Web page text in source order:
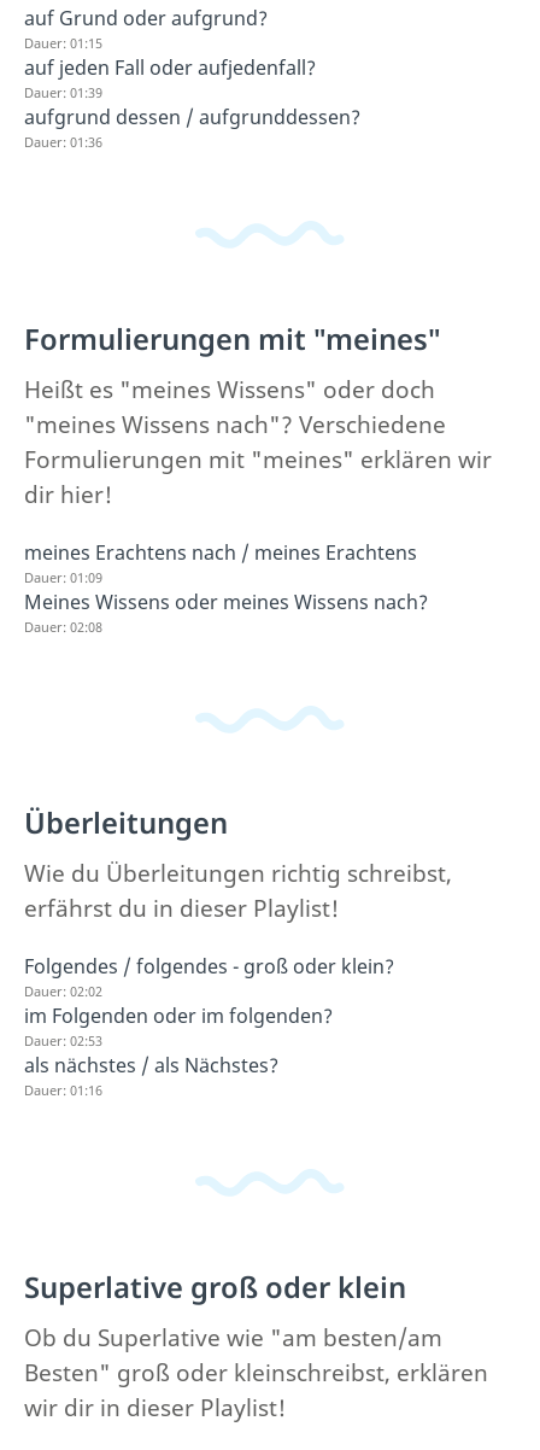
auf Grund oder aufgrund?
Dauer: 01:15
auf jeden Fall oder aufjedenfall?
Dauer: 01:39
aufgrund dessen / aufgrunddessen?
Dauer: 01:36
Formulierungen mit "meines"
Heißt es "meines Wissens" oder doch
"meines Wissens nach"? Verschiedene
Formulierungen mit "meines" erklären wir
dir hier!
meines Erachtens nach / meines Erachtens
Dauer: 01:09
Meines Wissens oder meines Wissens nach?
Dauer: 02:08
Überleitungen
Wie du Überleitungen richtig schreibst,
erfährst du in dieser Playlist!
Folgendes / folgendes - groß oder klein?
Dauer: 02:02
im Folgenden oder im folgenden?
Dauer: 02:53
als nächstes / als Nächstes?
Dauer: 01:16
Superlative groß oder klein
Ob du Superlative wie "am besten/am
Besten" groß oder kleinschreibst, erklären
wir dir in dieser Playlist!